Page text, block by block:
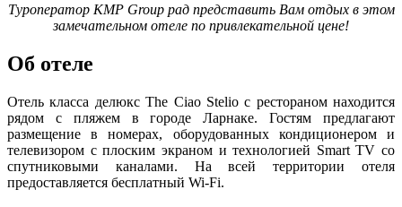
Туроператор KMP Group рад представить Вам отдых в этом
замечательном отеле по привлекательной цене!
Об отеле
Отель класса делюкс The Ciao Stelio с рестораном находится
рядом с пляжем в городе Ларнаке. Гостям предлагают
размещение в номерах, оборудованных кондиционером и
телевизором с плоским экраном и технологией Smart TV со
спутниковыми каналами. На всей территории отеля
предоставляется бесплатный Wi-Fi.